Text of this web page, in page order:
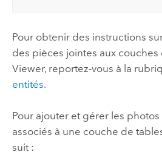
Pour obtenir des instructions
des pièces jointes aux couches
Viewer, reportez-vous à la
entités.
Pour ajouter et gérer les
associés à une couche de
suit :